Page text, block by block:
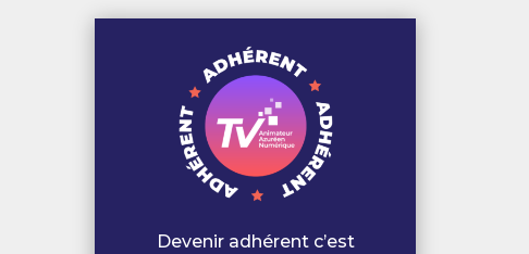
Devenir adhérent c’est